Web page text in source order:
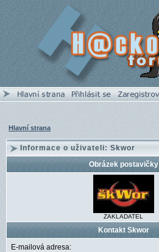
Hlavní strana
Informace o uživateli: Skwor
Obrázek postavičky
ZAKLADATEL
Kontakt Skwor
E-mailová adresa: